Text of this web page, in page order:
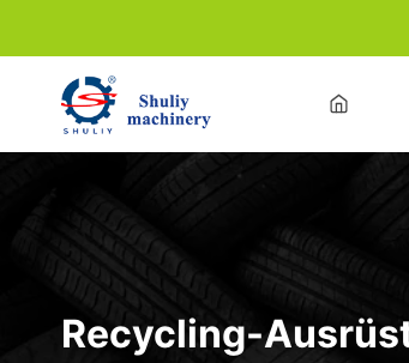
springen
Recycling-